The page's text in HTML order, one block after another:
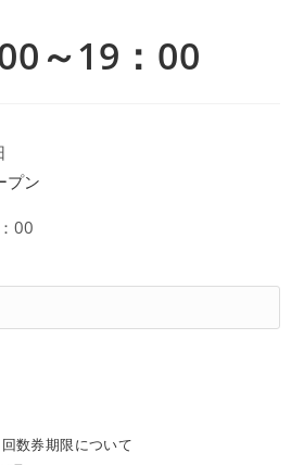
～19：00
プン
00
回数券期限について